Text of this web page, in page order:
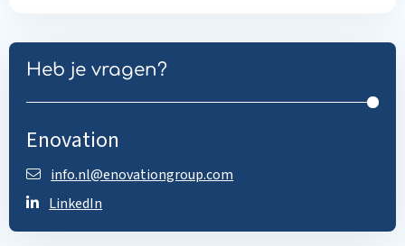
Heb je vragen?
Enovation
info.nl@enovationgroup.com
LinkedIn